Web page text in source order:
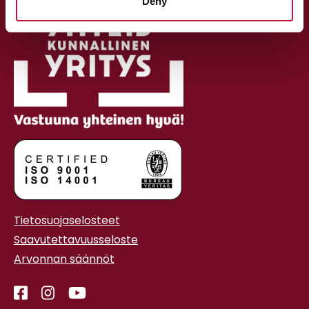
Tietosuojaselosteet
Saavutettavuusseloste
Arvonnan säännöt